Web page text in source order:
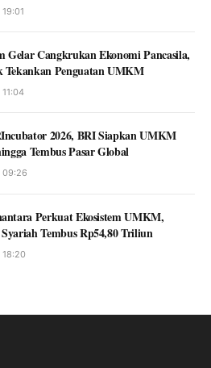
Gelar Cangkrukan Ekonomi Pancasila,
Tekankan Penguatan UMKM
2026, BRI Siapkan UMKM
Tembus Pasar Global
Perkuat Ekosistem UMKM,
Tembus Rp54,80 Triliun